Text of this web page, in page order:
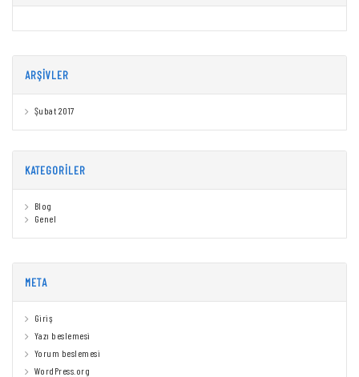
ARŞIVLER
Şubat 2017
KATEGORILER
Blog
Genel
META
Giriş
Yazı beslemesi
Yorum beslemesi
WordPress.org